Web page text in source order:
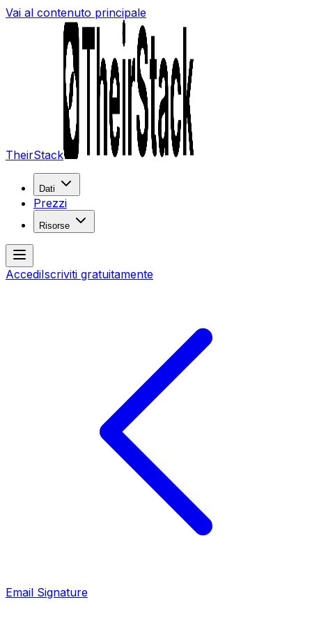
Vai al contenuto principale
TheirStack
Dati
Prezzi
Risorse
AccediIscriviti gratuitamente
Email Signature